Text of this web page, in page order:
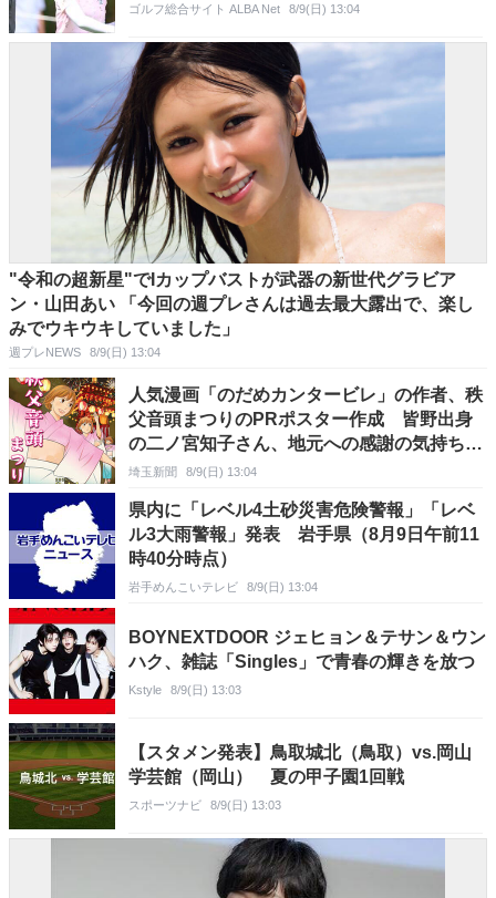
ゴルフ総合サイト ALBA Net 8/9(日) 13:04
"令和の超新星"でIカップバストが武器の新世代グラビア
ン・山田あい 「今回の週プレさんは過去最大露出で、楽し
みでウキウキしていました」
週プレNEWS 8/9(日) 13:04
人気漫画「のだめカンタービレ」の作者、秩
父音頭まつりのPRポスター作成 皆野出身
の二ノ宮知子さん、地元への感謝の気持ち込
め描き下ろす「すてきな夏の思い出になれば
埼玉新聞 8/9(日) 13:04
県内に「レベル4土砂災害危険警報」「レベ
ル3大雨警報」発表 岩手県（8月9日午前11
時40分時点）
岩手めんこいテレビ 8/9(日) 13:04
BOYNEXTDOOR ジェヒョン＆テサン＆ウン
ハク、雑誌「Singles」で青春の輝きを放つ
Kstyle 8/9(日) 13:03
【スタメン発表】鳥取城北（鳥取）vs.岡山
学芸館（岡山） 夏の甲子園1回戦
スポーツナビ 8/9(日) 13:03